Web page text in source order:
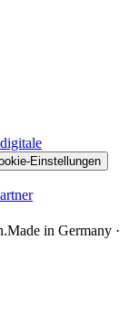
Einstellungen
Made in Germany ·